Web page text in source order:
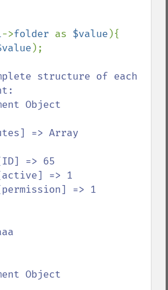
->folder as $value ){
);
structure of each
Object
Object